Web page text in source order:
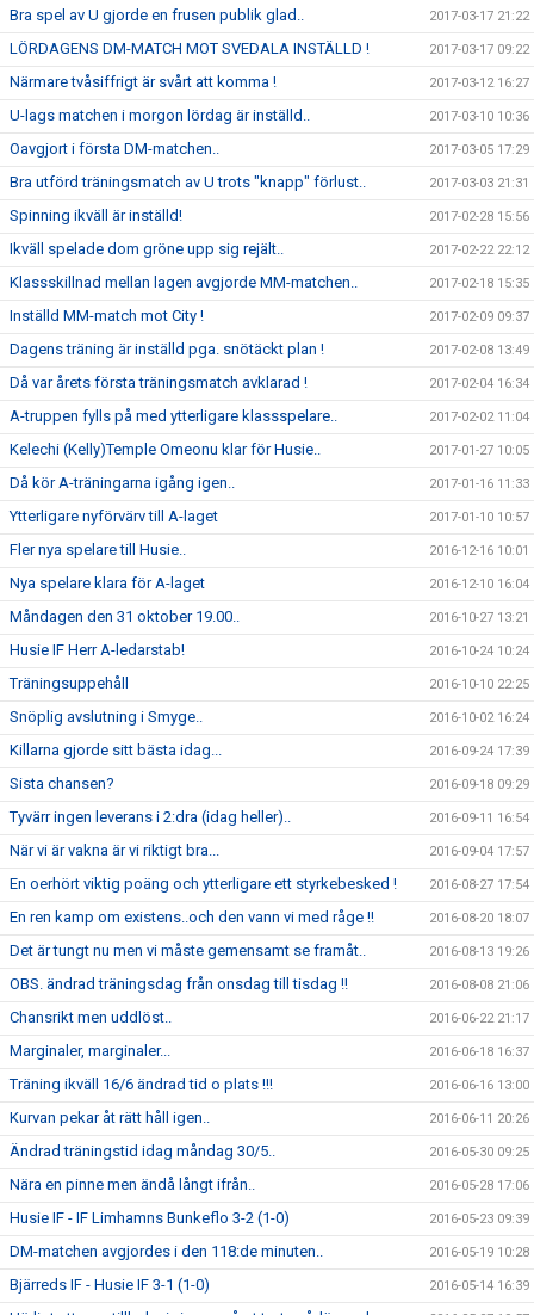
Bra spel av U gjorde en frusen publik glad.. 2017-03-17 21:22
LÖRDAGENS DM-MATCH MOT SVEDALA INSTÄLLD ! 2017-03-17 09:22
Närmare tvåsiffrigt är svårt att komma ! 2017-03-12 16:27
U-lags matchen i morgon lördag är inställd.. 2017-03-10 10:36
Oavgjort i första DM-matchen.. 2017-03-05 17:29
Bra utförd träningsmatch av U trots "knapp" förlust.. 2017-03-03 21:31
Spinning ikväll är inställd! 2017-02-28 15:56
Ikväll spelade dom gröne upp sig rejält.. 2017-02-22 22:12
Klassskillnad mellan lagen avgjorde MM-matchen.. 2017-02-18 15:35
Inställd MM-match mot City ! 2017-02-09 09:37
Dagens träning är inställd pga. snötäckt plan ! 2017-02-08 13:49
Då var årets första träningsmatch avklarad ! 2017-02-04 16:34
A-truppen fylls på med ytterligare klassspelare.. 2017-02-02 11:04
Kelechi (Kelly)Temple Omeonu klar för Husie.. 2017-01-27 10:05
Då kör A-träningarna igång igen.. 2017-01-16 11:33
Ytterligare nyförvärv till A-laget 2017-01-10 10:57
Fler nya spelare till Husie.. 2016-12-16 10:01
Nya spelare klara för A-laget 2016-12-10 16:04
Måndagen den 31 oktober 19.00.. 2016-10-27 13:21
Husie IF Herr A-ledarstab! 2016-10-24 10:24
Träningsuppehåll 2016-10-10 22:25
Snöplig avslutning i Smyge.. 2016-10-02 16:24
Killarna gjorde sitt bästa idag... 2016-09-24 17:39
Sista chansen? 2016-09-18 09:29
Tyvärr ingen leverans i 2:dra (idag heller).. 2016-09-11 16:54
När vi är vakna är vi riktigt bra... 2016-09-04 17:57
En oerhört viktig poäng och ytterligare ett styrkebesked ! 2016-08-27 17:54
En ren kamp om existens..och den vann vi med råge !! 2016-08-20 18:07
Det är tungt nu men vi måste gemensamt se framåt.. 2016-08-13 19:26
OBS. ändrad träningsdag från onsdag till tisdag !! 2016-08-08 21:06
Chansrikt men uddlöst.. 2016-06-22 21:17
Marginaler, marginaler... 2016-06-18 16:37
Träning ikväll 16/6 ändrad tid o plats !!! 2016-06-16 13:00
Kurvan pekar åt rätt håll igen.. 2016-06-11 20:26
Ändrad träningstid idag måndag 30/5.. 2016-05-30 09:25
Nära en pinne men ändå långt ifrån.. 2016-05-28 17:06
Husie IF - IF Limhamns Bunkeflo 3-2 (1-0) 2016-05-23 09:39
DM-matchen avgjordes i den 118:de minuten.. 2016-05-19 10:28
Bjärreds IF - Husie IF 3-1 (1-0) 2016-05-14 16:39